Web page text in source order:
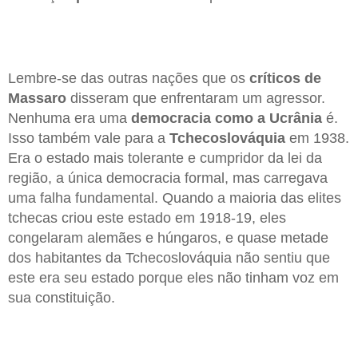
Lembre-se das outras nações que os críticos de
Massaro disseram que enfrentaram um agressor.
Nenhuma era uma democracia como a Ucrânia é.
Isso também vale para a Tchecoslováquia em 1938.
Era o estado mais tolerante e cumpridor da lei da
região, a única democracia formal, mas carregava
uma falha fundamental. Quando a maioria das elites
tchecas criou este estado em 1918-19, eles
congelaram alemães e húngaros, e quase metade
dos habitantes da Tchecoslováquia não sentiu que
este era seu estado porque eles não tinham voz em
sua constituição.